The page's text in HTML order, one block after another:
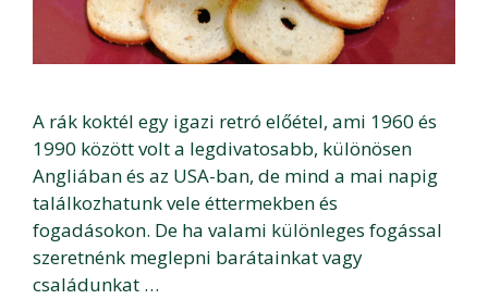
A rák koktél egy igazi retró előétel, ami 1960 és
1990 között volt a legdivatosabb, különösen
Angliában és az USA-ban, de mind a mai napig
találkozhatunk vele éttermekben és
fogadásokon. De ha valami különleges fogással
szeretnénk meglepni barátainkat vagy
családunkat …